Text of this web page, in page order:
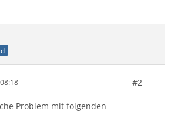
#2
Problem mit folgenden